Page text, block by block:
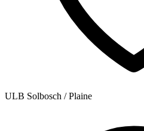
ULB Solbosch / Plaine